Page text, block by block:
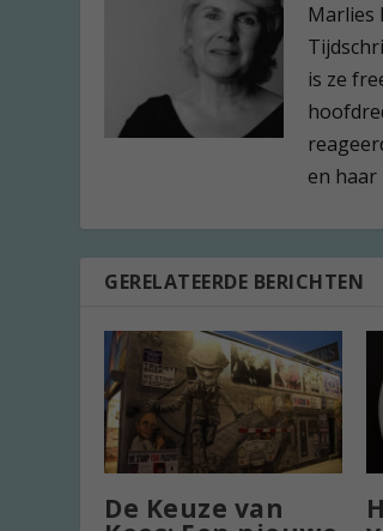
Marlies
is ze
en haar
GERELATEERDE BERICHTEN
De Keuze van